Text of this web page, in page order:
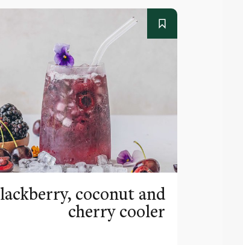
coconut and
cherry cooler